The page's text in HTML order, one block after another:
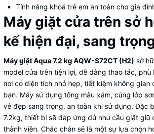
Tính năng khoá trẻ em an toàn cho gia
Máy giặt cửa trên sở
kế hiện đại, sang trọng
Máy giặt Aqua 7.2 kg AQW-S72CT (H2) sở
model cửa trên tiện lợi, dễ dàng thao tác, phù
nơi có diện tích nhỏ hẹp, tiết kiệm không gian
bạn. Máy sử dụng tông màu xám, cùng lớp
vẻ đẹp sang trọng, an toàn khi sử dụng. Đặc
7.2kg, thiết bị sẽ đáp ứng đủ nhu cầu giặt giũ
thành viên. Chắc chắn sẽ là một sự lựa chọn